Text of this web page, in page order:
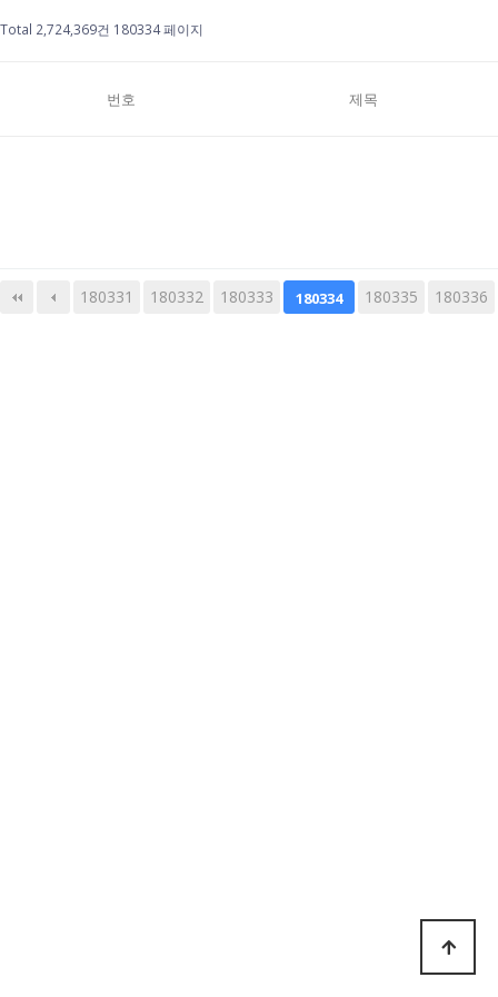
Total 2,724,369건 180334 페이지
번호 제목
180331 180332 180333 180334 180335 180336
다음 맨끝